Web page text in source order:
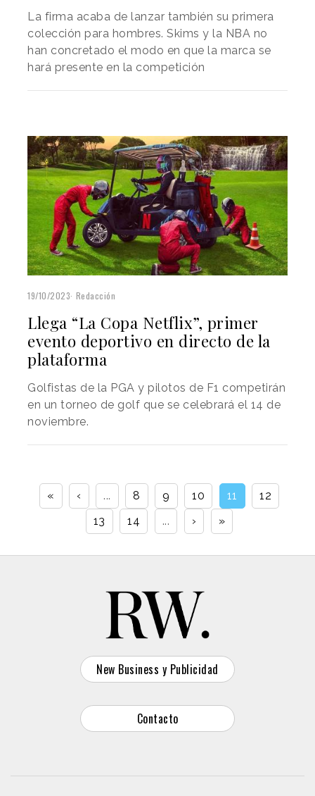
La firma acaba de lanzar también su primera
colección para hombres. Skims y la NBA no
han concretado el modo en que la marca se
hará presente en la competición
19/10/2023 Redacción
Llega “La Copa Netflix”, primer
evento deportivo en directo de la
plataforma
Golfistas de la PGA y pilotos de F1 competirán
en un torneo de golf que se celebrará el 14 de
noviembre.
« ‹ ... 8 9 10 11
12
13
14 ... › »
New Business y Publicidad
Contacto